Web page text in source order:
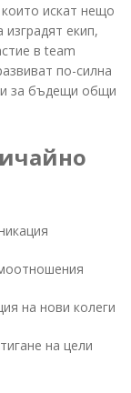
искат нещо
екип,
в team
по-силна
за бъдещи общи
на нови колеги
на цели